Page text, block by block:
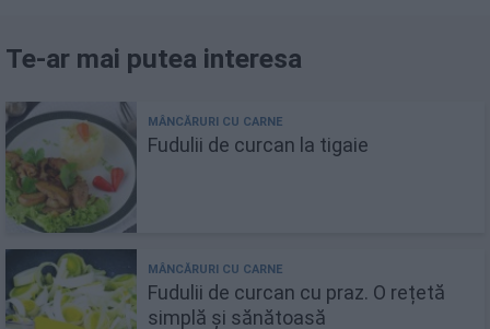
Te-ar mai putea interesa
Fudulii de curcan la tigaie
Fudulii de curcan cu praz. O rețetă
simplă și sănătoasă